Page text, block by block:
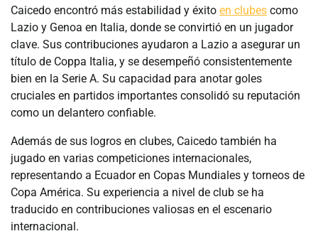
Caicedo encontró más estabilidad y éxito en clubes como
Lazio y Genoa en Italia, donde se convirtió en un jugador
clave. Sus contribuciones ayudaron a Lazio a asegurar un
título de Coppa Italia, y se desempeñó consistentemente
bien en la Serie A. Su capacidad para anotar goles
cruciales en partidos importantes consolidó su reputación
como un delantero confiable.
Además de sus logros en clubes, Caicedo también ha
jugado en varias competiciones internacionales,
representando a Ecuador en Copas Mundiales y torneos de
Copa América. Su experiencia a nivel de club se ha
traducido en contribuciones valiosas en el escenario
internacional.